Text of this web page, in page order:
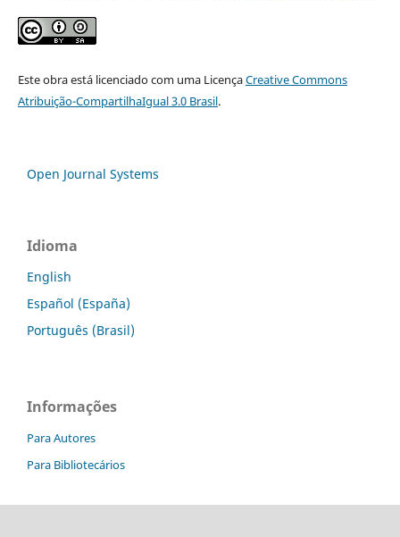
Este obra está licenciado com uma LicençaCreative Commons
Atribuição-CompartilhaIgual 3.0 Brasil.
Open Journal Systems
Idioma
English
Español (España)
Português (Brasil)
Informações
Para Autores
Para Bibliotecários